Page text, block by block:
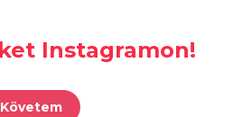
Instagramon!
Követem